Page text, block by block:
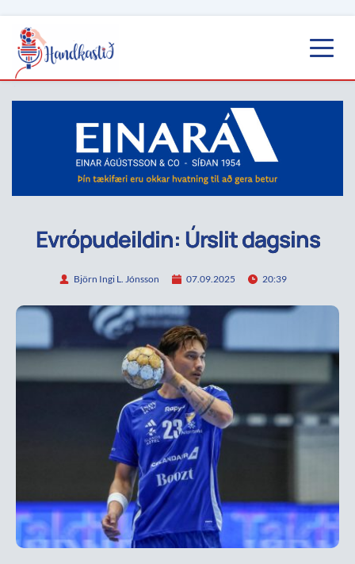
Evrópudeildin: Úrslit dagsins
Björn Ingi L. Jónsson 07.09.2025 20:39